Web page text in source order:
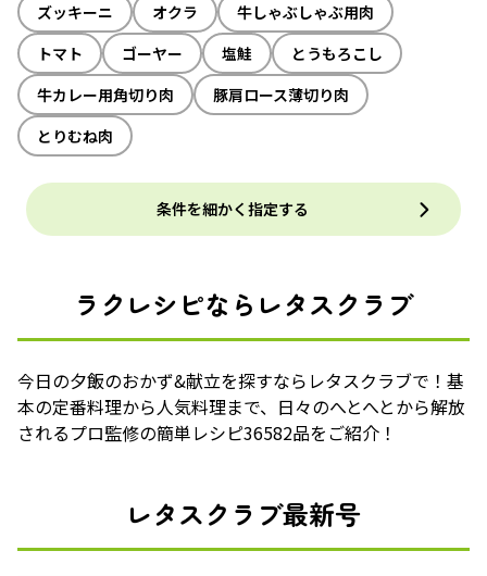
ズッキーニ
オクラ
牛しゃぶしゃぶ用肉
トマト
ゴーヤー 塩鮭
とうもろこし
牛カレー用角切り肉
豚肩ロース薄切り肉
とりむね肉
条件を細かく指定する
ラクレシピならレタスクラブ
今日の夕飯のおかず&献立を探すならレタスクラブで！基
本の定番料理から人気料理まで、日々のへとへとから解放
されるプロ監修の簡単レシピ36582品をご紹介！
レタスクラブ最新号